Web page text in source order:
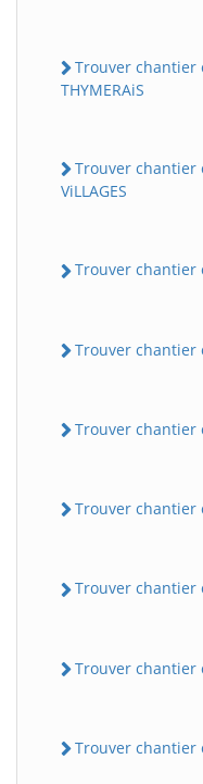
Trouver chantier
THYMERAiS
Trouver chantier
ViLLAGES
Trouver chantier
Trouver chantier
Trouver chantier
Trouver chantier
Trouver chantier
Trouver chantier
Trouver chantier